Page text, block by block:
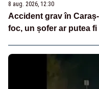
8 aug. 2026, 12:30
Accident grav în
foc, un șofer ar putea fi